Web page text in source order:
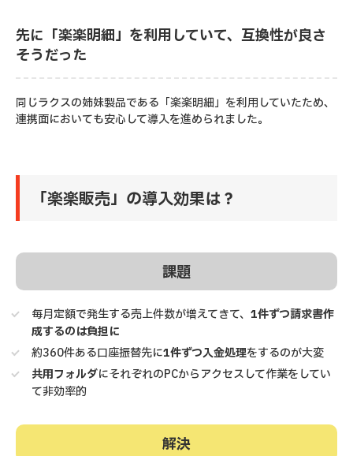
先に「楽楽明細」を利用していて、互換性が良さ
そうだった
同じラクスの姉妹製品である「楽楽明細」を利用していたため、
連携面においても安心して導入を進められました。
「楽楽販売」の導入効果は？
課題
毎月定額で発生する売上件数が増えてきて、 1件ずつ請求書作
成するのは負担に
約360件ある口座振替先に1件ずつ入金処理をするのが大変
共用フォルダにそれぞれのPCからアクセスして作業をしてい
て非効率的
解決